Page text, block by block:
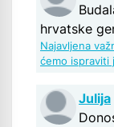
hrvatske
Najavljena
ćemo ispraviti
Julija